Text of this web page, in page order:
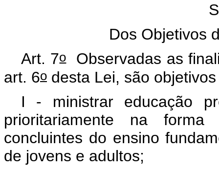
Dos Objetivos
Art. 7oObservadas as
art. 6o desta Lei, são
I - ministrar educação
prioritariamente na
concluintes do ensino
de jovens e adultos;